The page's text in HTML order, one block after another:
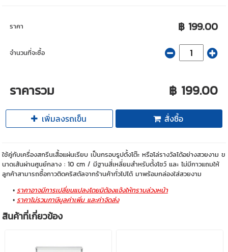
ราคา ฿ 199.00
จำนวนที่จะซื้อ
ราคารวม ฿ 199.00
เพิ่มลงรถเข็น สั่งซื้อ
ใช้คู่กับเครื่องสกรีนเสื้อแผ่นเรียบ เป็นกรอบรูปตั้งโต๊ะ หรือโล่รางวัลได้อย่างสวยงาม ข
นาดเส้นผ่านศูนย์กลาง : 10 cm / มีฐานสี่เหลี่ยมสำหรับตั้งโชว์ และ ไม่มีกาวแถมให้
ลูกค้าสามารถซื้อกาวติดคริสตัลจากร้านค้าทั่วไปได้ มาพร้อมกล่องใส่สวยงาม
ราคาอาจมีการเปลี่ยนแปลงโดยมิต้องแจ้งให้ทราบล่วงหน้า
ราคาไม่รวมภาษีมูลค่าเพิ่ม และค่าจัดส่ง
สินค้าที่เกี่ยวข้อง